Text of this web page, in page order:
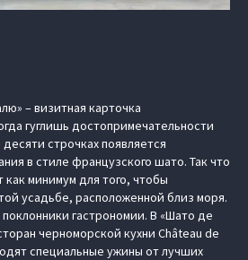
– визитная карточка
гуглишь достопримечательности
строчках появляется
в стиле французского шато. Так что
минимум для того, чтобы
усадьбе, расположенной близ моря.
гастрономии. В «Шато де
черноморской кухни Château de
специальные ужины от лучших